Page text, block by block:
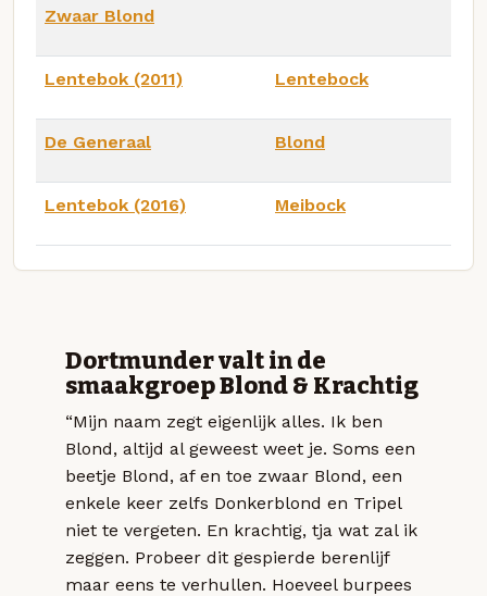
Zwaar Blond
Lentebok (2011) Lentebock
De Generaal Blond
Lentebok (2016) Meibock
Dortmunder valt in de
smaakgroep Blond & Krachtig
“Mijn naam zegt eigenlijk alles. Ik ben
Blond, altijd al geweest weet je. Soms een
beetje Blond, af en toe zwaar Blond, een
enkele keer zelfs Donkerblond en Tripel
niet te vergeten. En krachtig, tja wat zal ik
zeggen. Probeer dit gespierde berenlijf
maar eens te verhullen. Hoeveel burpees